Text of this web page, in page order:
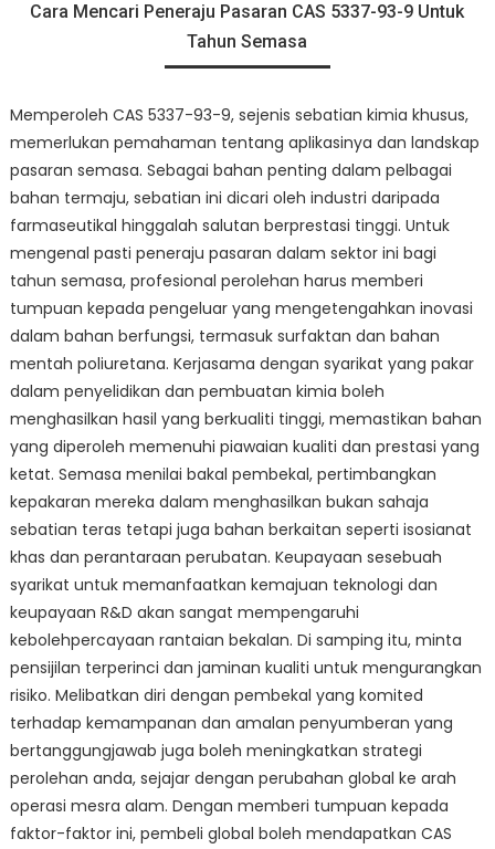
Cara Mencari Peneraju Pasaran CAS 5337-93-9 Untuk
Tahun Semasa
Memperoleh CAS 5337-93-9, sejenis sebatian kimia khusus,
memerlukan pemahaman tentang aplikasinya dan landskap
pasaran semasa. Sebagai bahan penting dalam pelbagai
bahan termaju, sebatian ini dicari oleh industri daripada
farmaseutikal hinggalah salutan berprestasi tinggi. Untuk
mengenal pasti peneraju pasaran dalam sektor ini bagi
tahun semasa, profesional perolehan harus memberi
tumpuan kepada pengeluar yang mengetengahkan inovasi
dalam bahan berfungsi, termasuk surfaktan dan bahan
mentah poliuretana. Kerjasama dengan syarikat yang pakar
dalam penyelidikan dan pembuatan kimia boleh
menghasilkan hasil yang berkualiti tinggi, memastikan bahan
yang diperoleh memenuhi piawaian kualiti dan prestasi yang
ketat. Semasa menilai bakal pembekal, pertimbangkan
kepakaran mereka dalam menghasilkan bukan sahaja
sebatian teras tetapi juga bahan berkaitan seperti isosianat
khas dan perantaraan perubatan. Keupayaan sesebuah
syarikat untuk memanfaatkan kemajuan teknologi dan
keupayaan R&D akan sangat mempengaruhi
kebolehpercayaan rantaian bekalan. Di samping itu, minta
pensijilan terperinci dan jaminan kualiti untuk mengurangkan
risiko. Melibatkan diri dengan pembekal yang komited
terhadap kemampanan dan amalan penyumberan yang
bertanggungjawab juga boleh meningkatkan strategi
perolehan anda, sejajar dengan perubahan global ke arah
operasi mesra alam. Dengan memberi tumpuan kepada
faktor-faktor ini, pembeli global boleh mendapatkan CAS